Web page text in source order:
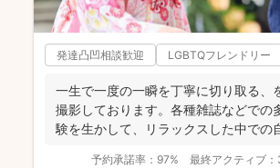
発達凸凹相談歓迎 LGBTQフレンドリー
一生で一度の一瞬を丁寧に切り取る、
撮影しております。各種雑誌などでの
験を生かして、リラックスした中での
予約承諾率： 97% 最終アクティブ：